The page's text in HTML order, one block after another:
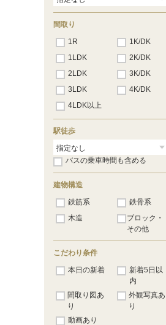
間取り
1R
1K/DK
1LDK
2K/DK
2LDK
3K/DK
3LDK
4K/DK
4LDK以上
駅徒歩
バスの乗車時間も含める
建物構造
鉄筋系
鉄骨系
木造
ブロック・
その他
こだわり条件
本日の新着
新着5日以
内
間取り図あ
り
外観写真あ
り
動画あり